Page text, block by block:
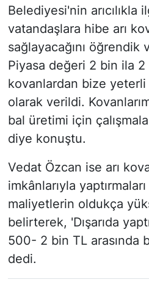
Belediyesi'nin arıcılıkla
vatandaşlara hibe arı
sağlayacağını öğrendik
Piyasa değeri 2 bin ila
kovanlardan bize yeterli
olarak verildi.
bal üretimi için
diye konuştu.
Vedat Özcan ise arı
imkânlarıyla
maliyetlerin oldukça
belirterek, 'Dışarıda
500- 2 bin TL arasında
dedi.